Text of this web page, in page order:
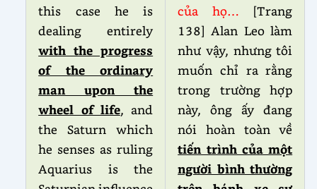
this case he is
dealing entirely
with the progress
of the ordinary
man upon the
wheel of life, and
the Saturn which
he senses as ruling
Aquarius is the
của họ… [Trang
138] Alan Leo làm
như vậy, nhưng tôi
muốn chỉ ra rằng
trong trường hợp
này, ông ấy đang
nói hoàn toàn về
tiến trình của một
người bình thường